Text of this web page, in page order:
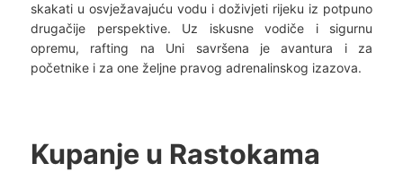
skakati u osvježavajuću vodu i doživjeti rijeku iz potpuno
drugačije perspektive. Uz iskusne vodiče i sigurnu
opremu, rafting na Uni savršena je avantura i za
početnike i za one željne pravog adrenalinskog izazova.
Kupanje u Rastokama